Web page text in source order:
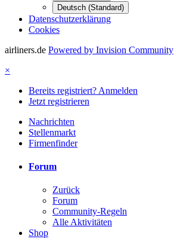
Deutsch (Standard)
Datenschutzerklärung
Cookies
airliners.de Powered by Invision Community
×
Bereits registriert? Anmelden
Jetzt registrieren
Nachrichten
Stellenmarkt
Firmenfinder
Forum
Zurück
Forum
Community-Regeln
Alle Aktivitäten
Shop